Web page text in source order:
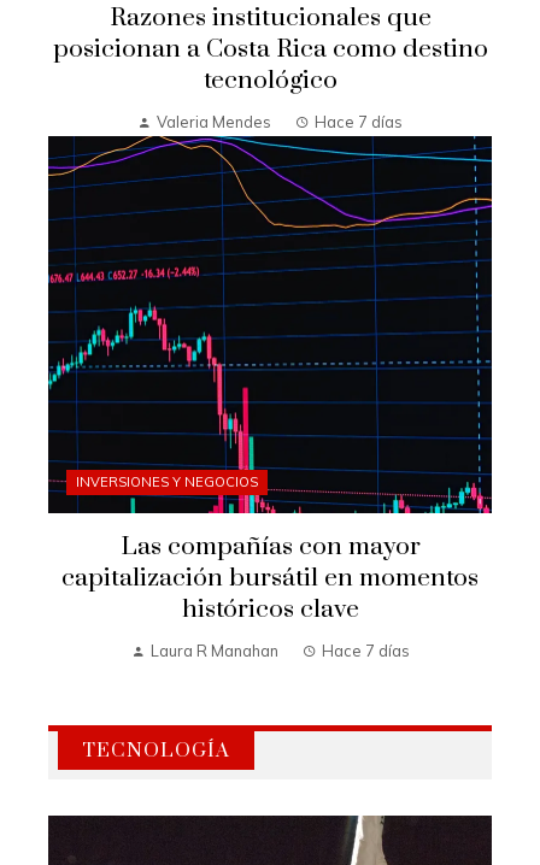
Razones institucionales que
posicionan a Costa Rica como destino
tecnológico
Valeria Mendes Hace 7 días
INVERSIONES Y NEGOCIOS
Las compañías con mayor
capitalización bursátil en momentos
históricos clave
Laura R Manahan Hace 7 días
TECNOLOGÍA